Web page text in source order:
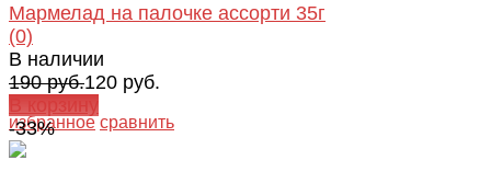
избранное сравнить
Мармелад на палочке ассорти 35г
(0)
В наличии
190 руб.120 руб.
В корзину
-33%